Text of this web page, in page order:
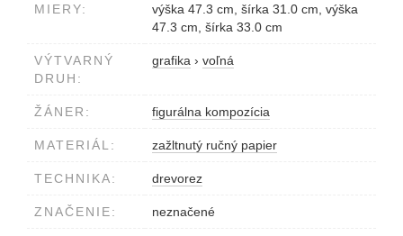
MIERY:
výška 47.3 cm, šírka 31.0 cm, výška
47.3 cm, šírka 33.0 cm
VÝTVARNÝ
DRUH:
grafika › voľná
ŽÁNER: figurálna kompozícia
MATERIÁL: zažltnutý ručný papier
TECHNIKA: drevorez
ZNAČENIE: neznačené